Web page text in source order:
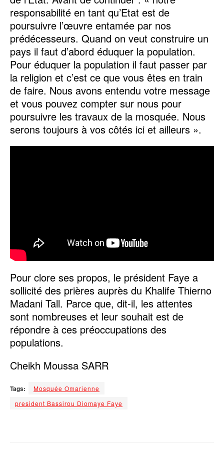
responsabilité en tant qu’Etat est de
poursuivre l’œuvre entamée par nos
prédécesseurs. Quand on veut construire un
pays il faut d’abord éduquer la population.
Pour éduquer la population il faut passer par
la religion et c’est ce que vous êtes en train
de faire. Nous avons entendu votre message
et vous pouvez compter sur nous pour
poursuivre les travaux de la mosquée. Nous
serons toujours à vos côtés ici et ailleurs ».
Pour clore ses propos, le président Faye a
sollicité des prières auprès du Khalife Thierno
Madani Tall. Parce que, dit-il, les attentes
sont nombreuses et leur souhait est de
répondre à ces préoccupations des
populations.
Cheikh Moussa SARR
Tags:
Mosquée Omarienne
president Bassirou Diomaye Faye